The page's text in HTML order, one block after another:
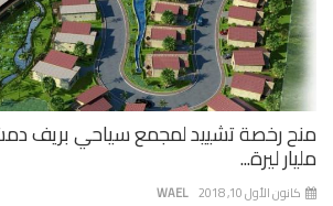
ليرة...
WAEL الأول 10, 2018